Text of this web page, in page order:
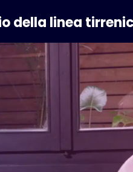
della linea